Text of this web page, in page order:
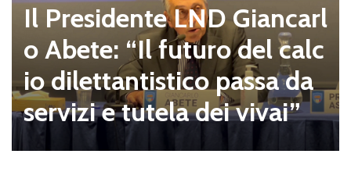
Il Presidente LND Giancarl
o Abete: “Il futuro del calc
io dilettantistico passa da
servizi e tutela dei vivai”